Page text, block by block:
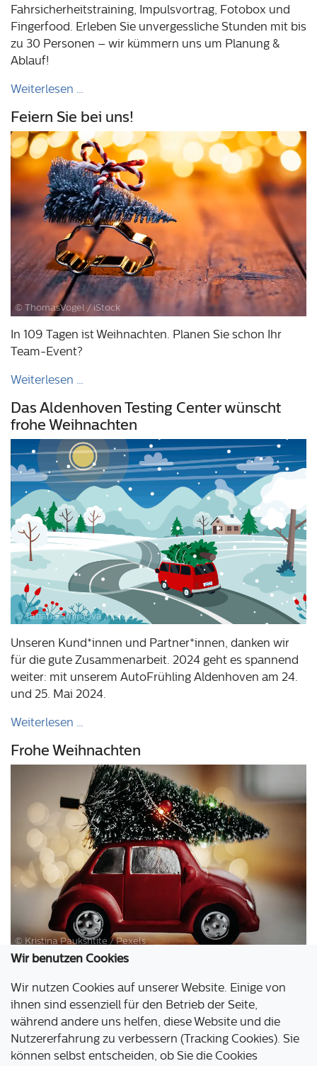
Fahrsicherheitstraining, Impulsvortrag, Fotobox und
Fingerfood. Erleben Sie unvergessliche Stunden mit bis
zu 30 Personen – wir kümmern uns um Planung &
Ablauf!
Weiterlesen …
Feiern Sie bei uns!
© ThomasVogel / iStock
In 109 Tagen ist Weihnachten. Planen Sie schon Ihr
Team-Event?
Weiterlesen …
Das Aldenhoven Testing Center wünscht
frohe Weihnachten
© Tatiana Smirnova / iStock
Unseren Kund*innen und Partner*innen, danken wir
für die gute Zusammenarbeit. 2024 geht es spannend
weiter: mit unserem AutoFrühling Aldenhoven am 24.
und 25. Mai 2024.
Weiterlesen …
Frohe Weihnachten
© Kristina Paukshtite / Pexels
Center!
Aldenhoven Testing Center
Wir benutzen Cookies
Wir nutzen Cookies auf unserer Website. Einige von
ihnen sind essenziell für den Betrieb der Seite,
während andere uns helfen, diese Website und die
Nutzererfahrung zu verbessern (Tracking Cookies). Sie
können selbst entscheiden, ob Sie die Cookies